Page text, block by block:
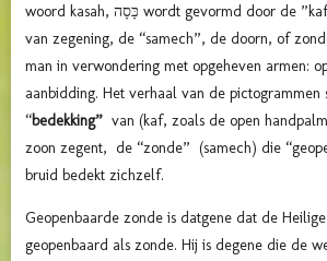
woord kasah, כָּסָה wordt gevormd door de ”kaf”, de open handpalm
van zegening, de “samech”, de doorn, of
man in verwondering met opgeheven armen:
aanbidding. Het verhaal van de pictogrammen
“bedekking” van (kaf, zoals de open
zoon zegent, de “zonde” (samech) die
bruid bedekt zichzelf.
Geopenbaarde zonde is datgene dat de
geopenbaard als zonde. Hij is degene die de